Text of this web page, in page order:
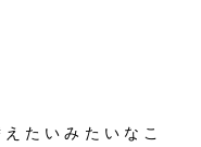
たいみたいなこ